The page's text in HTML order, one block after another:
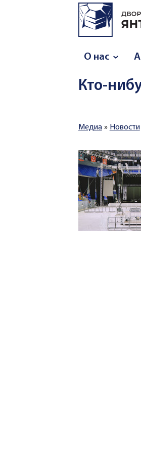
Перейти к основному содержанию
О нас
Кто-
Вы здесь
Медиа» Новости
Создано